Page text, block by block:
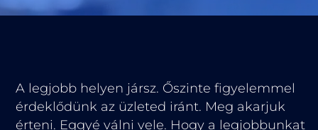
A legjobb helyen jársz. Őszinte figyelemmel
érdeklődünk az üzleted iránt. Meg akarjuk
érteni. Eggyé válni vele. Hogy a legjobbunkat